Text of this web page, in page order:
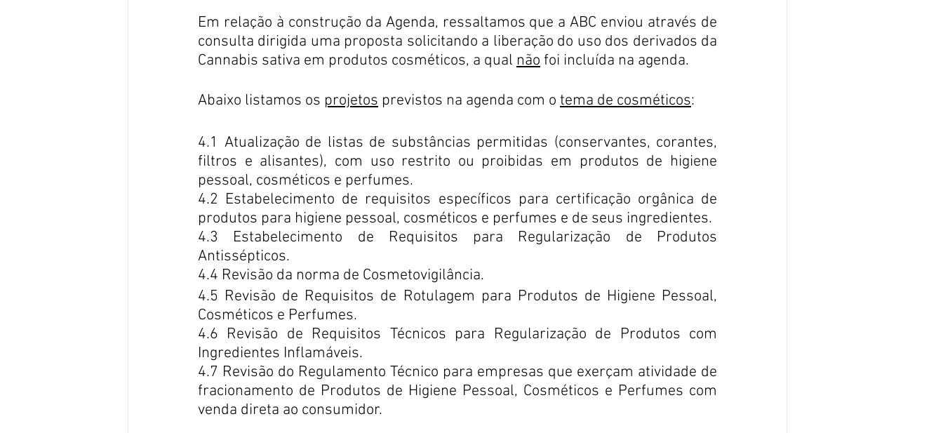
Em relação à construção da Agenda, ressaltamos que a ABC enviou através de
consulta dirigida uma proposta solicitando a liberação do uso dos derivados da
Cannabis sativa em produtos cosméticos, a qual não foi incluída na agenda.
Abaixo listamos os projetos previstos na agenda com o tema de cosméticos:
4.1 Atualização de listas de substâncias permitidas (conservantes, corantes,
filtros e alisantes), com uso restrito ou proibidas em produtos de higiene
pessoal, cosméticos e perfumes.
4.2 Estabelecimento de requisitos específicos para certificação orgânica de
produtos para higiene pessoal, cosméticos e perfumes e de seus ingredientes.
4.3 Estabelecimento de Requisitos para Regularização de Produtos
Antissépticos.
4.4 Revisão da norma de Cosmetovigilância.
4.5 Revisão de Requisitos de Rotulagem para Produtos de Higiene Pessoal,
Cosméticos e Perfumes.
4.6 Revisão de Requisitos Técnicos para Regularização de Produtos com
Ingredientes Inflamáveis.
4.7 Revisão do Regulamento Técnico para empresas que exerçam atividade de
fracionamento de Produtos de Higiene Pessoal, Cosméticos e Perfumes com
venda direta ao consumidor.